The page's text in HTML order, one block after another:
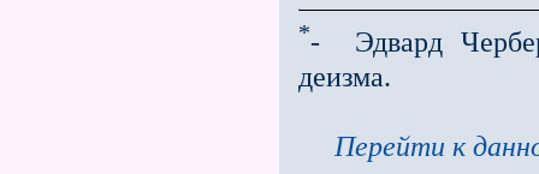
*- Эдвард
деизма.
Перейти к